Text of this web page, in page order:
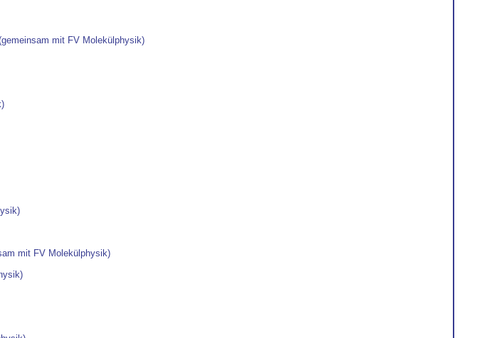
mit FV Molekülphysik)
mit FV Molekülphysik)